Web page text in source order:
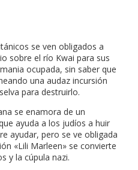
se ven obligados a
sobre el río Kwai para sus
ocupada, sin saber que
una audaz incursión
para destruirlo.
se enamora de un
ayuda a los judíos a huir
ayudar, pero se ve obligada
«Lili Marleen» se convierte
y la cúpula nazi.